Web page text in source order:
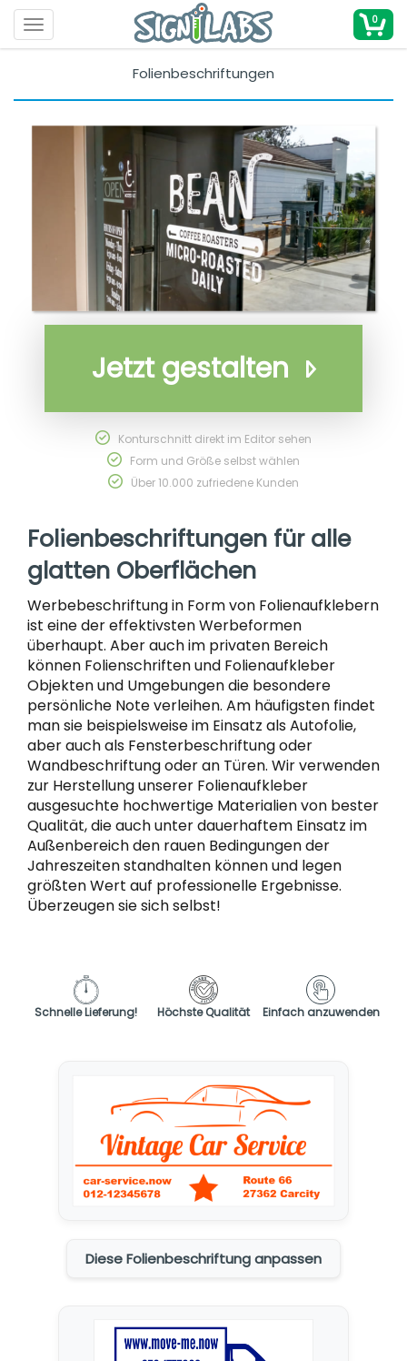
Toggle navigation 0
Folienbeschriftungen
Jetzt gestalten
Konturschnitt direkt im Editor sehen
Form und Größe selbst wählen
Über 10.000 zufriedene Kunden
Folienbeschriftungen für alle
glatten Oberflächen
Werbebeschriftung in Form von Folienaufklebern
ist eine der effektivsten Werbeformen
überhaupt. Aber auch im privaten Bereich
können Folienschriften und Folienaufkleber
Objekten und Umgebungen die besondere
persönliche Note verleihen. Am häufigsten findet
man sie beispielsweise im Einsatz als Autofolie,
aber auch als Fensterbeschriftung oder
Wandbeschriftung oder an Türen. Wir verwenden
zur Herstellung unserer Folienaufkleber
ausgesuchte hochwertige Materialien von bester
Qualität, die auch unter dauerhaftem Einsatz im
Außenbereich den rauen Bedingungen der
Jahreszeiten standhalten können und legen
größten Wert auf professionelle Ergebnisse.
Überzeugen sie sich selbst!
Schnelle Lieferung! Höchste Qualität Einfach anzuwenden
Diese Folienbeschriftung anpassen